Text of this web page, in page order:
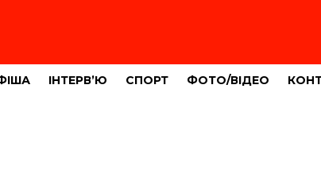
ІНТЕРВ’Ю СПОРТ ФОТО/ВІДЕО